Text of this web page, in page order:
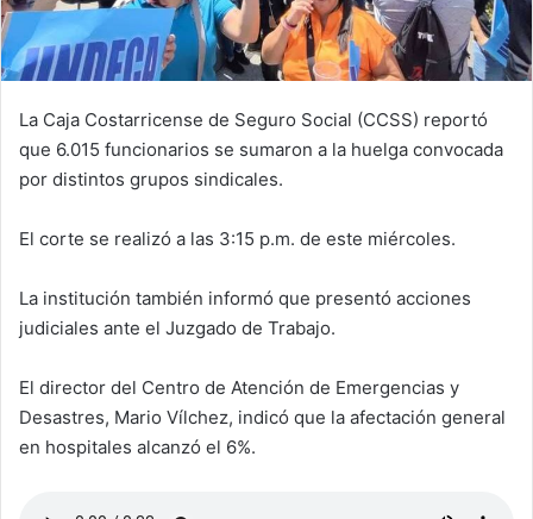
La Caja Costarricense de Seguro Social (CCSS) reportó
que 6.015 funcionarios se sumaron a la huelga convocada
por distintos grupos sindicales.
El corte se realizó a las 3:15 p.m. de este miércoles.
La institución también informó que presentó acciones
judiciales ante el Juzgado de Trabajo.
El director del Centro de Atención de Emergencias y
Desastres, Mario Vílchez, indicó que la afectación general
en hospitales alcanzó el 6%.